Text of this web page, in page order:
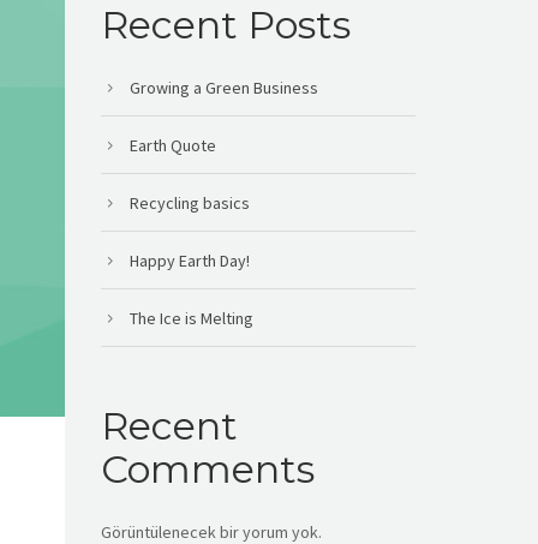
Recent Posts
Growing a Green Business
Earth Quote
Recycling basics
Happy Earth Day!
The Ice is Melting
Recent
Comments
Görüntülenecek bir yorum yok.